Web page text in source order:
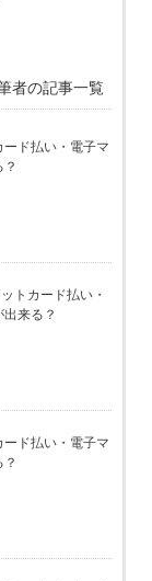
者の記事一覧
ド払い・電子マ
トカード払い・
来る？
ド払い・電子マ